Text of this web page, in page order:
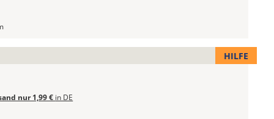
HILFE
nur 1,99 € in DE